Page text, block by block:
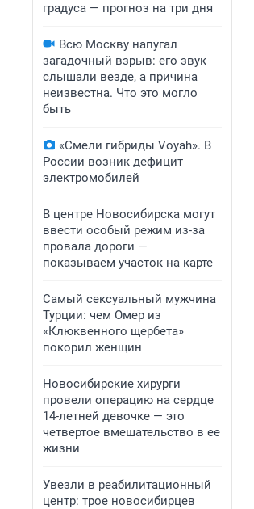
градуса — прогноз на три дня
Всю Москву напугал
загадочный взрыв: его звук
слышали везде, а причина
неизвестна. Что это могло
быть
«Смели гибриды Voyah». В
России возник дефицит
электромобилей
В центре Новосибирска могут
ввести особый режим из-за
провала дороги —
показываем участок на карте
Самый сексуальный мужчина
Турции: чем Омер из
«Клюквенного щербета»
покорил женщин
Новосибирские хирурги
провели операцию на сердце
14-летней девочке — это
четвертое вмешательство в ее
жизни
Увезли в реабилитационный
центр: трое новосибирцев